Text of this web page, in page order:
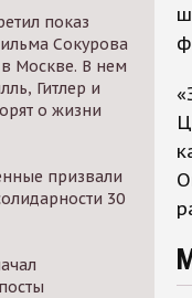
показ
Сокурова
Москве. В нем
Гитлер и
о жизни
призвали
30